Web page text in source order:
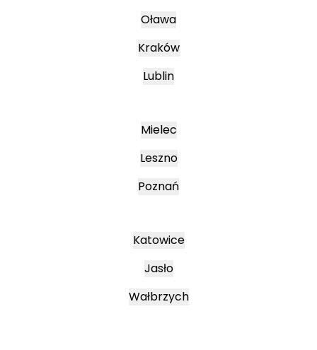
Oława
Kraków
Lublin
Mielec
Leszno
Poznań
Katowice
Jasło
Wałbrzych